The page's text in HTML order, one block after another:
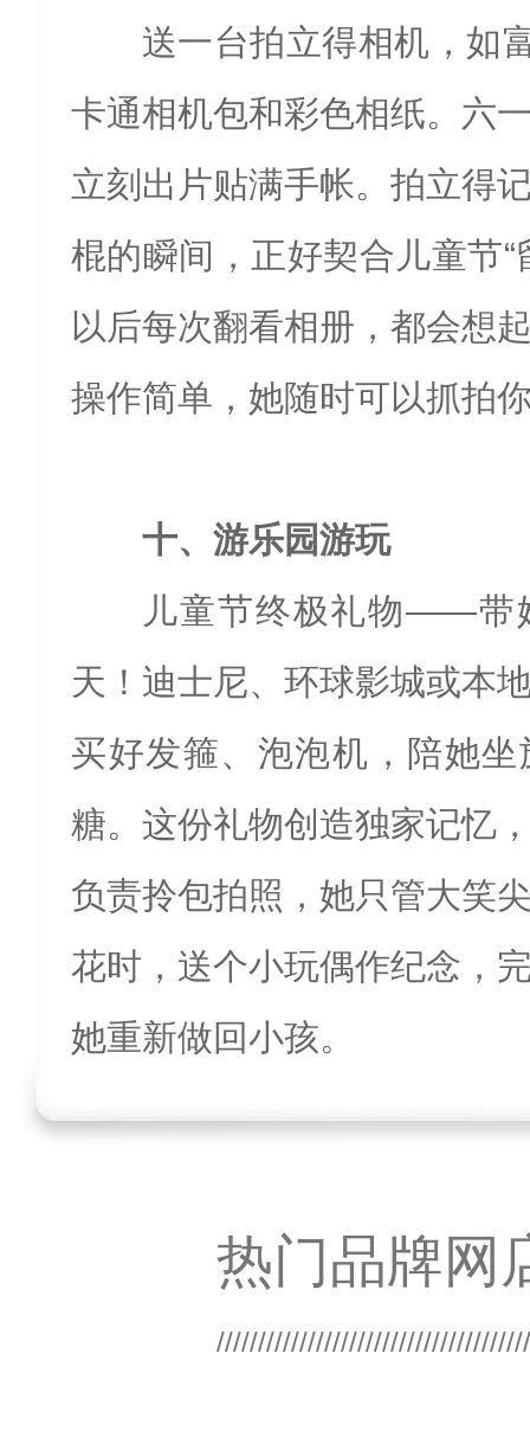
送一台拍立得相机，如
卡通相机包和彩色相纸。六
立刻出片贴满手帐。拍立得
棍的瞬间，正好契合儿童节“
以后每次翻看相册，都会想
操作简单，她随时可以抓拍
十、游乐园游玩
儿童节终极礼物——带
天！迪士尼、环球影城或本
买好发箍、泡泡机，陪她
糖。这份礼物创造独家记忆
负责拎包拍照，她只管大笑
花时，送个小玩偶作纪念，
她重新做回小孩。
热门品牌网